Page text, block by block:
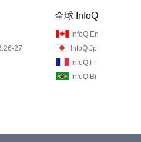
27
全球 InfoQ
InfoQ En
InfoQ Jp
InfoQ Fr
InfoQ Br